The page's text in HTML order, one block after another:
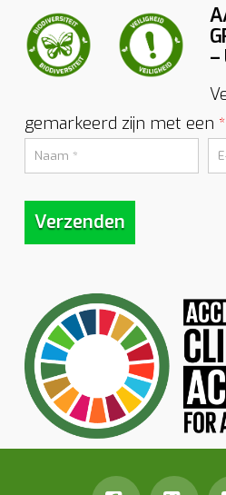
–
gemarkeerd zijn met een *